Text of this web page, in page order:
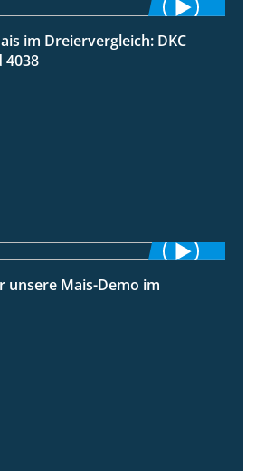
1:41
im Dreiervergleich: DKC
4038
unsere Mais-Demo im